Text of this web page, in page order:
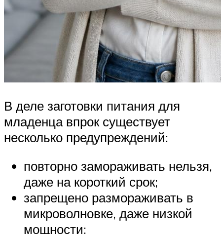
В деле заготовки питания для
младенца впрок существует
несколько предупреждений:
повторно замораживать нельзя,
даже на короткий срок;
запрещено размораживать в
микроволновке, даже низкой
мощности;